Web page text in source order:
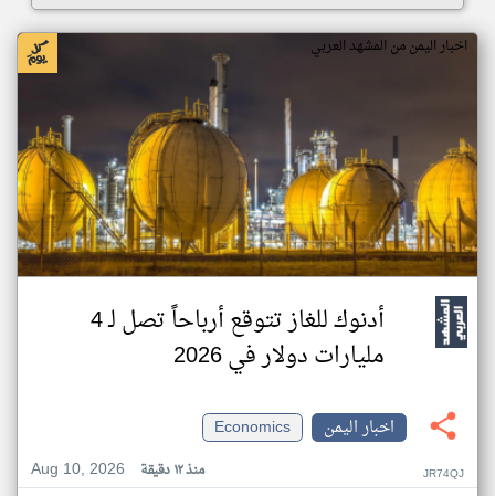
اخبار اليمن من المشهد العربي
أدنوك للغاز تتوقع أرباحاً تصل لـ 4
مليارات دولار في 2026
اخبار اليمن
Economics
Aug 10, 2026
منذ ١٢ دقيقة JR74QJ